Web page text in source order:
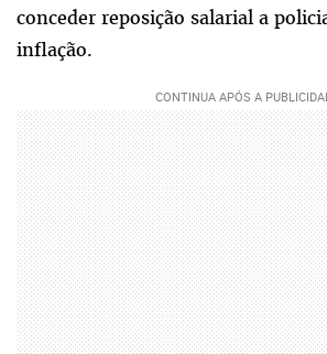
conceder reposição salarial a
inflação.